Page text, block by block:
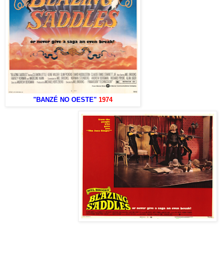
"BANZÉ NO OESTE" 1974